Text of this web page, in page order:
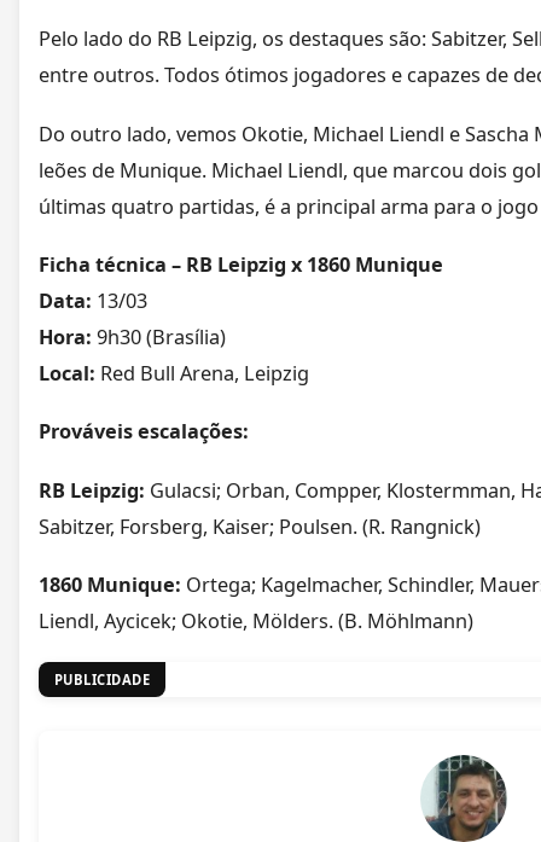
Pelo lado do RB Leipzig, os destaques são: Sabitzer,
entre outros. Todos ótimos jogadores e capazes de
Do outro lado, vemos Okotie, Michael Liendl e
leões de Munique. Michael Liendl, que marcou dois
últimas quatro partidas, é a principal arma para o
Ficha técnica – RB Leipzig x 1860 Munique
Data: 13/03
Hora: 9h30 (Brasília)
Local: Red Bull Arena, Leipzig
Prováveis escalações:
RB Leipzig: Gulacsi; Orban, Compper, Klostermman,
Sabitzer, Forsberg, Kaiser; Poulsen. (R. Rangnick)
1860 Munique: Ortega; Kagelmacher, Schindler,
Liendl, Aycicek; Okotie, Mölders. (B. Möhlmann)
PUBLICIDADE